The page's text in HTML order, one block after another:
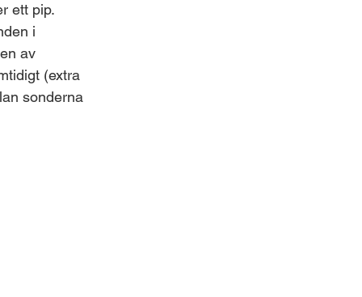
ett pip.
i
av
(extra
sonderna